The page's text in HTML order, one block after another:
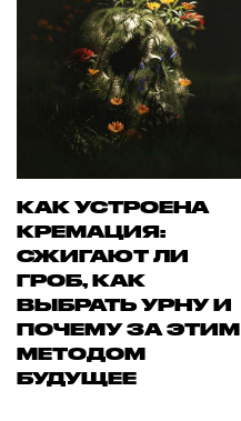
КАК УСТРОЕНА
КРЕМАЦИЯ:
СЖИГАЮТ ЛИ
ГРОБ, КАК
ВЫБРАТЬ УРНУ И
ПОЧЕМУ ЗА ЭТИМ
МЕТОДОМ
БУДУЩЕЕ